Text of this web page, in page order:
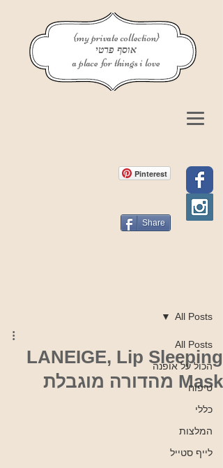
{my private collection}
אוסף פרטי
a place for things i love
Pinterest
Share
All Posts
הכול על אופנה
טיפוח
כללי
המלצות
לייף סטייל
All Posts
LANEIGE, Lip Sleeping
Mask מהדורה מוגבלת